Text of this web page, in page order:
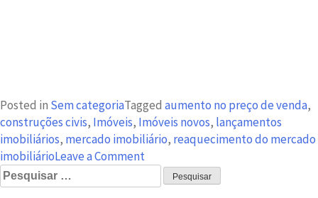
Posted in Sem categoriaTagged aumento no preço de venda,
construções civis, Imóveis, Imóveis novos, lançamentos
imobiliários, mercado imobiliário, reaquecimento do mercado
imobiliárioLeave a Comment
Imóveis
novos
Pesquisar
por: